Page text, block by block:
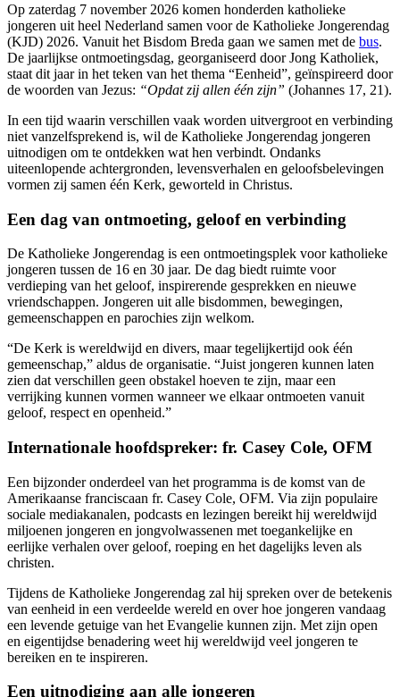
Op zaterdag 7 november 2026 komen honderden katholieke
jongeren uit heel Nederland samen voor de Katholieke Jongerendag
(KJD) 2026. Vanuit het Bisdom Breda gaan we samen met de bus.
De jaarlijkse ontmoetingsdag, georganiseerd door Jong Katholiek,
staat dit jaar in het teken van het thema “Eenheid”, geïnspireerd door
de woorden van Jezus: “Opdat zij allen één zijn” (Johannes 17, 21).
In een tijd waarin verschillen vaak worden uitvergroot en verbinding
niet vanzelfsprekend is, wil de Katholieke Jongerendag jongeren
uitnodigen om te ontdekken wat hen verbindt. Ondanks
uiteenlopende achtergronden, levensverhalen en geloofsbelevingen
vormen zij samen één Kerk, geworteld in Christus.
Een dag van ontmoeting, geloof en verbinding
De Katholieke Jongerendag is een ontmoetingsplek voor katholieke
jongeren tussen de 16 en 30 jaar. De dag biedt ruimte voor
verdieping van het geloof, inspirerende gesprekken en nieuwe
vriendschappen. Jongeren uit alle bisdommen, bewegingen,
gemeenschappen en parochies zijn welkom.
“De Kerk is wereldwijd en divers, maar tegelijkertijd ook één
gemeenschap,” aldus de organisatie. “Juist jongeren kunnen laten
zien dat verschillen geen obstakel hoeven te zijn, maar een
verrijking kunnen vormen wanneer we elkaar ontmoeten vanuit
geloof, respect en openheid.”
Internationale hoofdspreker: fr. Casey Cole, OFM
Een bijzonder onderdeel van het programma is de komst van de
Amerikaanse franciscaan fr. Casey Cole, OFM. Via zijn populaire
sociale mediakanalen, podcasts en lezingen bereikt hij wereldwijd
miljoenen jongeren en jongvolwassenen met toegankelijke en
eerlijke verhalen over geloof, roeping en het dagelijks leven als
christen.
Tijdens de Katholieke Jongerendag zal hij spreken over de betekenis
van eenheid in een verdeelde wereld en over hoe jongeren vandaag
een levende getuige van het Evangelie kunnen zijn. Met zijn open
en eigentijdse benadering weet hij wereldwijd veel jongeren te
bereiken en te inspireren.
Een uitnodiging aan alle jongeren